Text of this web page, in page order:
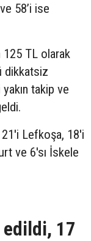
58’i ise
125 TL olarak
dikkatsiz
takip ve
21'i Lefkoşa, 18'i
ve 6'sı İskele
17